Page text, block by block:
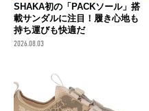
SHAKA初の「PACKソール」搭
載サンダルに注目！履き心地も
持ち運びも快適だ
2026.08.03